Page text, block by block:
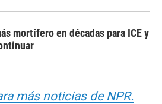
mortífero en décadas para ICE y
más noticias de NPR.